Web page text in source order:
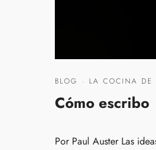
BLOG · LA COCINA DE
Cómo escribo
Por Paul Auster Las